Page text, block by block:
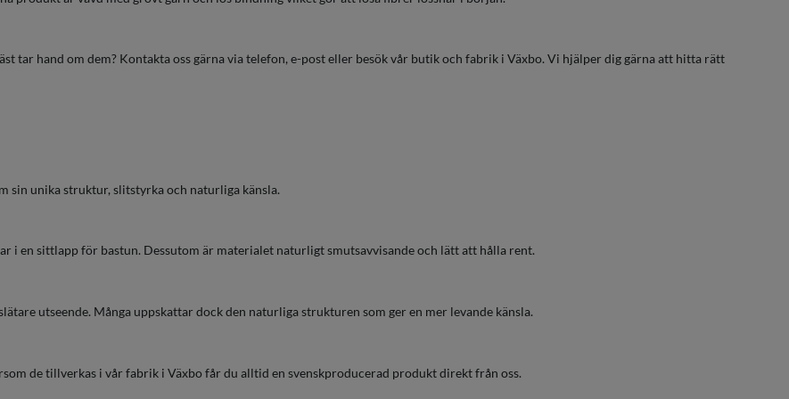
tar hand om dem? Kontakta oss gärna via telefon, e-post eller besök vår butik och fabrik i Växbo. Vi hjälper dig gärna att hitta rätt
sin unika struktur, slitstyrka och naturliga känsla.
i en sittlapp för bastun. Dessutom är materialet naturligt smutsavvisande och lätt att hålla rent.
utseende. Många uppskattar dock den naturliga strukturen som ger en mer levande känsla.
de tillverkas i vår fabrik i Växbo får du alltid en svenskproducerad produkt direkt från oss.